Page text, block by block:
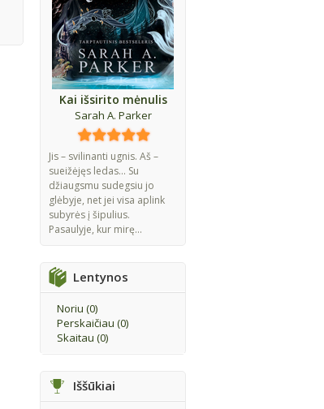
Kai išsirito mėnulis
Sarah A. Parker
Jis – svilinanti ugnis. Aš –
sueižėjęs ledas... Su
džiaugsmu sudegsiu jo
glėbyje, net jei visa aplink
subyrės į šipulius.
Pasaulyje, kur mirę...
Lentynos
Noriu (0)
Perskaičiau (0)
Skaitau (0)
Iššūkiai